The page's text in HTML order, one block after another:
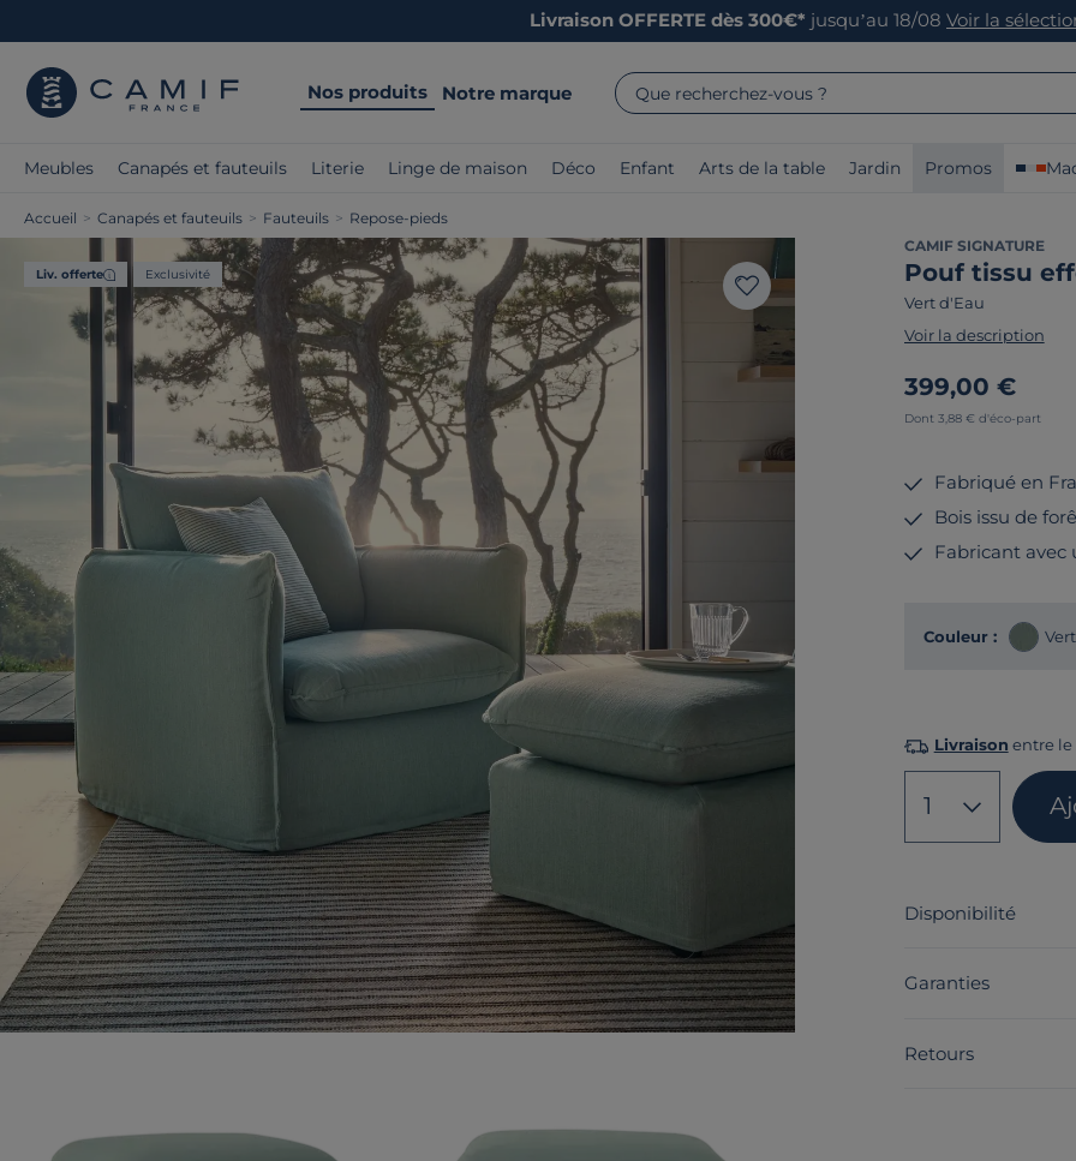
Livraison OFFERTE dès 300€* jusqu’au 18/08 Voir la
Nos produits Notre marque Que recherchez-vous ?
Meubles Canapés et fauteuils Literie Linge de maison Déco Enfant Arts de la table Jardin Promos
Accueil > Canapés et fauteuils > Fauteuils > Repose-pieds
Liv. offerte Exclusivité
CAMIF SIGNATURE
Pouf tissu
Vert d'Eau
Voir la description
399,00 €
Dont 3,88 € d'éco-part
Fabriqué en
Bois issu de
Fabricant avec
Couleur :
Livraison entre le
1
Disponibilité
Garanties
Retours